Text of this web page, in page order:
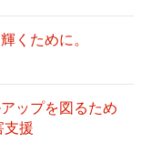
くために。
ップを図るため
支援